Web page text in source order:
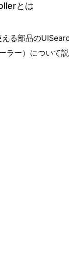
とは
る部品の
ラー）について説